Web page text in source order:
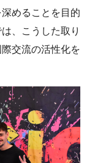
めることを目的
、こうした取り
交流の活性化を